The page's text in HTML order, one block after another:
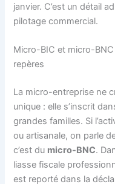
janvier. C’est un détail
pilotage commercial.
Micro-BIC et micro-
repères
La micro-entreprise ne
unique : elle s’inscrit
grandes familles. Si
ou artisanale, on parle
c’est du micro-BNC.
liasse fiscale
est reporté dans la